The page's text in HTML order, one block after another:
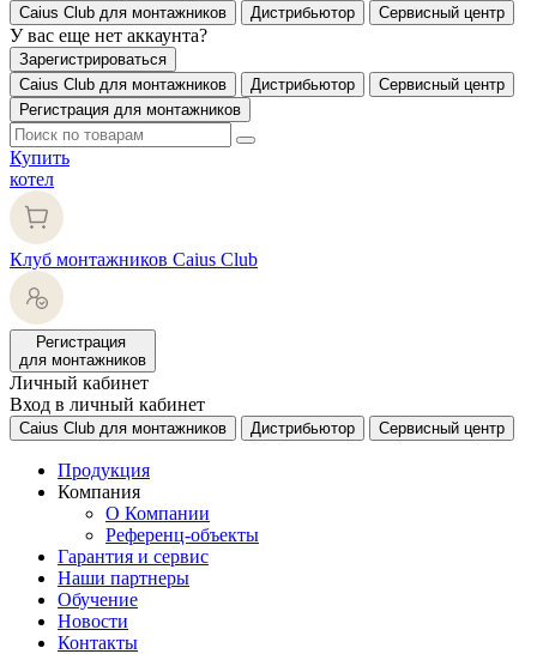
Caius Club для монтажников Дистрибьютор Сервисный центр
У вас еще нет аккаунта?
Зарегистрироваться
Caius Club для монтажников
Дистрибьютор
Сервисный центр
Регистрация для монтажников
Купить
котел
Клуб монтажников Caius Club
Регистрация
для монтажников
Личный кабинет
Вход в личный кабинет
Caius Club для монтажников Дистрибьютор Сервисный центр
Продукция
Компания
О Компании
Референц-объекты
Гарантия и сервис
Наши партнеры
Обучение
Новости
Контакты